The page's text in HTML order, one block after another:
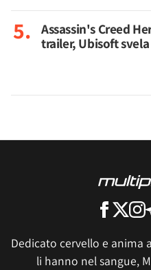
Assassin's Creed
trailer, Ubisoft
Dedicato cervello e anima
li hanno nel sangue,